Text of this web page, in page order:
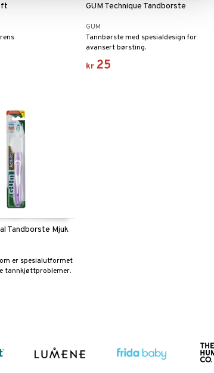
GUM Technique Tandborste
GUM
Tannbørste med spesialdesign for
avansert børsting.
kr 25
Tandborste Mjuk
er spesialutformet
tannkjøttproblemer.